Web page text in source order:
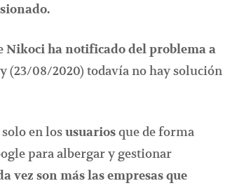
Nikoci ha notificado del problema a
(23/08/2020) todavía no hay solución
en losusuariosque de forma
para albergar y gestionar
vez son más las empresas que